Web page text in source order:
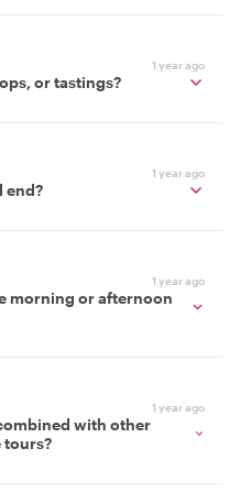
1 year ago
or tastings?
1 year ago
end?
1 year ago
morning or afternoon
1 year ago
with other
tours?